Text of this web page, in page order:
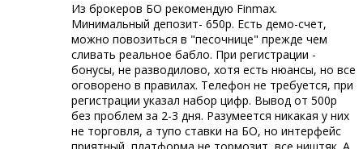
Из брокеров БО рекомендую Finmax.
Минимальный депозит- 650р. Есть демо-счет,
можно повозиться в "песочнице" прежде чем
сливать реальное бабло. При регистрации -
бонусы, не разводилово, хотя есть нюансы, но все
оговорено в правилах. Телефон не требуется, при
регистрации указал набор цифр. Вывод от 500р
без проблем за 2-3 дня. Разумеется никакая у них
не торговля, а тупо ставки на БО, но интерфейс